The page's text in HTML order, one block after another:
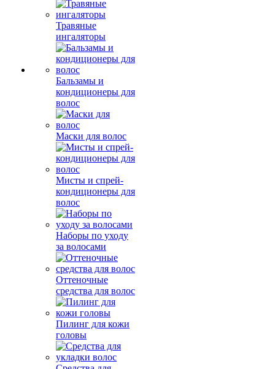
Травяные
ингаляторы
Бальзамы и
кондиционеры для
волос
Маски для волос
Мисты и спрей-
кондиционеры для
волос
Наборы по уходу
за волосами
Оттеночные
средства для волос
Пилинг для кожи
головы